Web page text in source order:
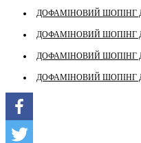
ДОФАМІНОВИЙ ШОПІНГ
ДОФАМІНОВИЙ ШОПІНГ
ДОФАМІНОВИЙ ШОПІНГ
ДОФАМІНОВИЙ ШОПІНГ